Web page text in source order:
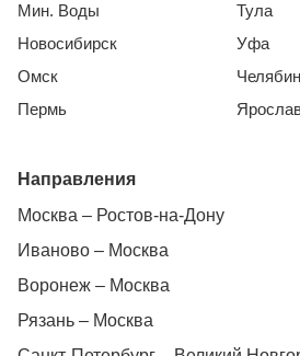
Мин. Воды
Новосибирск
Омск
Пермь
Тула
Уфа
Направления
Москва – Ростов-на-Дону
Иваново – Москва
Воронеж – Москва
Рязань – Москва